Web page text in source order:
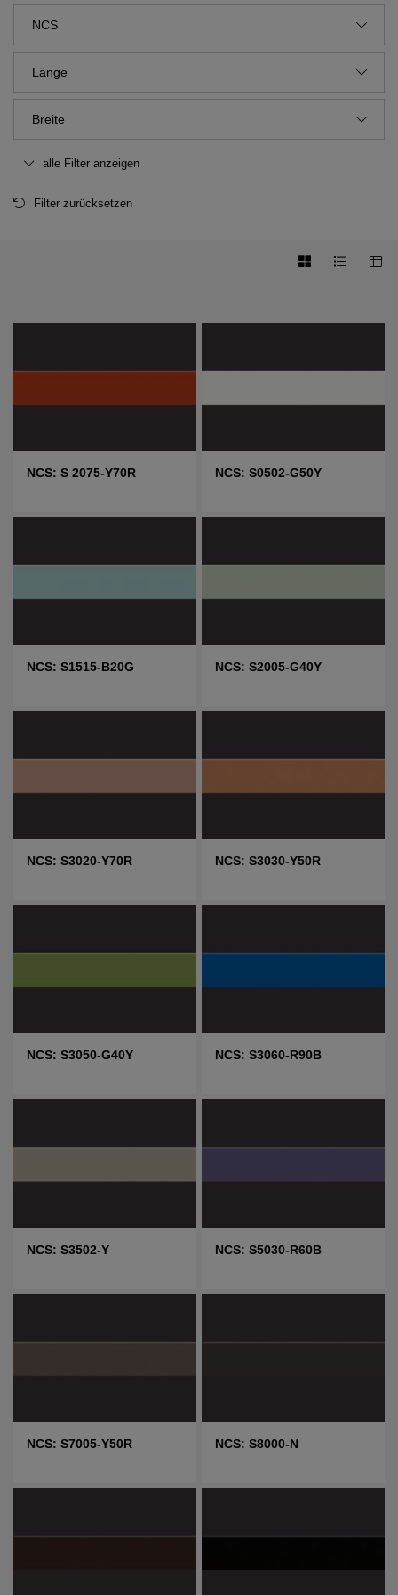
NCS
Länge
Breite
alle Filter anzeigen
Filter zurücksetzen
NCS: S 2075-Y70R NCS: S0502-G50Y
NCS: S1515-B20G NCS: S2005-G40Y
NCS: S3020-Y70R NCS: S3030-Y50R
NCS: S3050-G40Y NCS: S3060-R90B
NCS: S3502-Y NCS: S5030-R60B
NCS: S7005-Y50R NCS: S8000-N